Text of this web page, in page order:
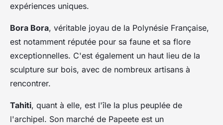
expériences uniques.
Bora Bora, véritable joyau de la Polynésie Française,
est notamment réputée pour sa faune et sa flore
exceptionnelles. C'est également un haut lieu de la
sculpture sur bois, avec de nombreux artisans à
rencontrer.
Tahiti, quant à elle, est l'île la plus peuplée de
l'archipel. Son marché de Papeete est un